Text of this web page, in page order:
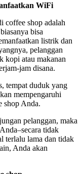
WiFi
coffee shop adalah
bisa
listrik dan
pelanggan
kopi atau makanan
jam disana.
tempat duduk yang
mempengaruhi
shop Anda.
pelanggan, maka
tidak
terlalu lama dan tidak
Anda akan